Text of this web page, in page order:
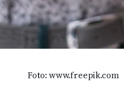
Foto: www.freepik.com